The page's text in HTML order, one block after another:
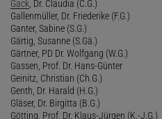
Gack , Dr. Claudia (C.G.)
Gallenmüller, Dr. Friederike (F.G.)
Ganter, Sabine (S.G.)
Gärtig, Susanne (S.Gä.)
Gärtner, PD Dr. Wolfgang (W.G.)
Gassen, Prof. Dr. Hans-Günter
Geinitz, Christian (Ch.G.)
Genth, Dr. Harald (H.G.)
Gläser, Dr. Birgitta (B.G.)
Götting, Prof. Dr. Klaus-Jürgen (K.-J.G.)